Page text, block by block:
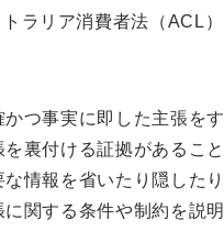
トラリア消費者法（ACL
かつ事実に即した主張をす
を裏付ける証拠があること
情報を省いたり隠したり
関する条件や制約を説明